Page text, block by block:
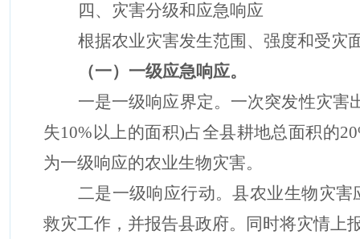
四、灾害分级和应急响应
根据农业灾害发生范围、强度和受灾
（一）一级应急响应。
一是一级响应界定。一次突发性灾害
失10%以上的面积)占全县耕地总面积的
为一级响应的农业生物灾害。
二是一级响应行动。县农业生物灾
救灾工作，并报告县政府。同时将灾情上